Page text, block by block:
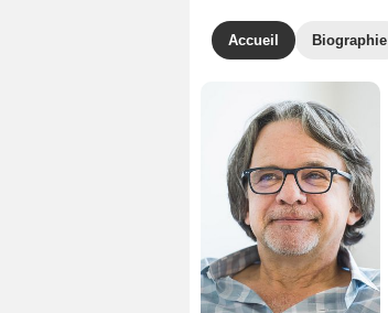
Accueil Biographie